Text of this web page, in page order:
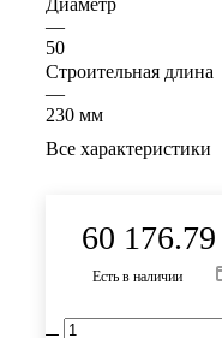
—
50
Строительная длина
—
230 мм
Все характеристики
60 176.79
Есть в наличии